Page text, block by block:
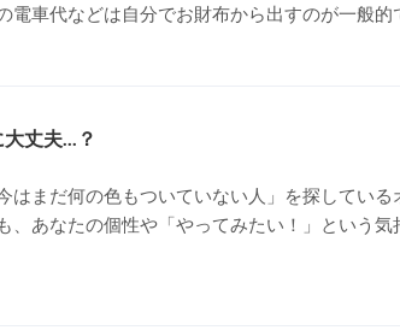
電車代などは自分でお財布から出すのが一般的
丈夫...？
はまだ何の色もついていない人」を探してい
、あなたの個性や「やってみたい！」という